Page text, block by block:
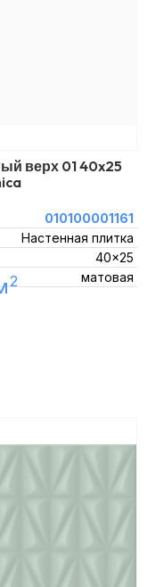
верх 01 40x25
010100001161
Настенная плитка
40x25
матовая
2